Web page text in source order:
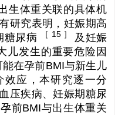
生体重关联的具体机
研究表明，妊娠期高
糖尿病 ［ 15 ］ 及妊娠
儿发生的重要危险因
在孕前BMI与新生儿
效应，本研究逐一分
压疾病、妊娠期糖尿
前BMI与出生体重关